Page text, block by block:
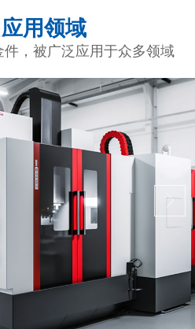
应用领域
，被广泛应用于众多领域